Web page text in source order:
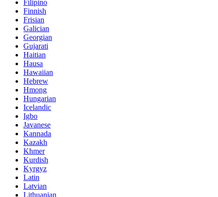
Filipino
Finnish
Frisian
Galician
Georgian
Gujarati
Haitian
Hausa
Hawaiian
Hebrew
Hmong
Hungarian
Icelandic
Igbo
Javanese
Kannada
Kazakh
Khmer
Kurdish
Kyrgyz
Latin
Latvian
Lithuanian